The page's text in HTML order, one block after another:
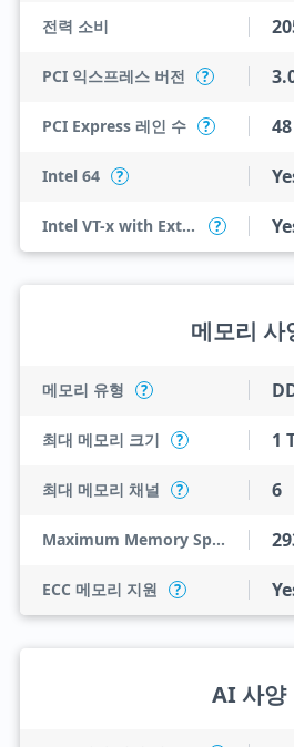
전력 소비
PCI 익스프레스 버전 ?
PCI Express 레인 수 ? 48
Intel 64 ?
Intel VT-x with Extended Page Tables (EPT) ?
메모리 사
메모리 유형 ?
최대 메모리 크기 ? 1
최대 메모리 채널 ? 6
Maximum Memory Speed
ECC 메모리 지원 ?
AI 사양